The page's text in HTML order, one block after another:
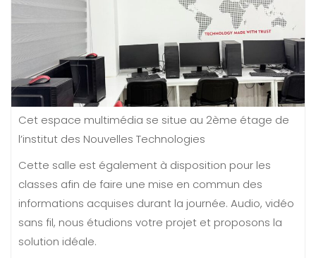
Cet espace multimédia se situe au 2ème étage de
l’institut des Nouvelles Technologies
Cette salle est également à disposition pour les
classes afin de faire une mise en commun des
informations acquises durant la journée. Audio, vidéo
sans fil, nous étudions votre projet et proposons la
solution idéale.